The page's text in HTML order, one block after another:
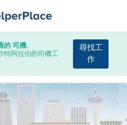
的 司機.
特阿拉伯的司機工
尋找工
作